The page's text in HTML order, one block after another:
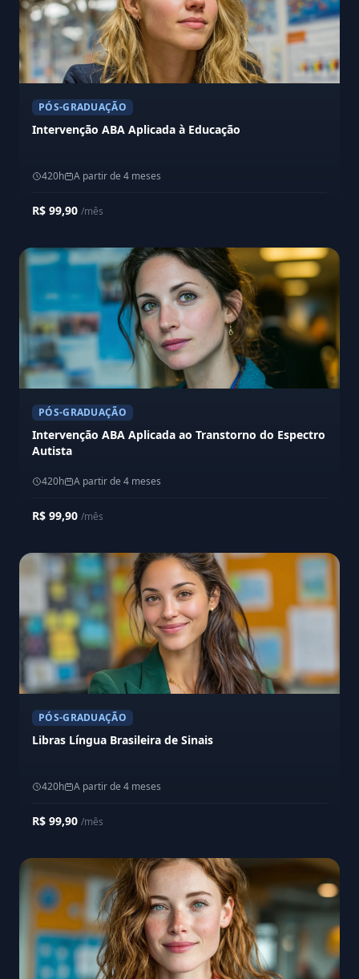
PÓS-GRADUAÇÃO
Intervenção ABA Aplicada à Educação
420h A partir de 4 meses
R$ 99,90 /mês
PÓS-GRADUAÇÃO
Intervenção ABA Aplicada ao Transtorno do Espectro
Autista
420h A partir de 4 meses
R$ 99,90 /mês
PÓS-GRADUAÇÃO
Libras Língua Brasileira de Sinais
420h A partir de 4 meses
R$ 99,90 /mês